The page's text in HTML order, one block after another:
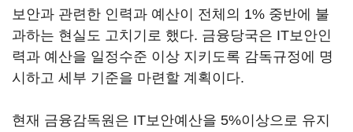
보안과 관련한 인력과 예산이 전체의 1% 중반에 불
과하는 현실도 고치기로 했다. 금융당국은 IT보안인
력과 예산을 일정수준 이상 지키도록 감독규정에 명
시하고 세부 기준을 마련할 계획이다.
현재 금융감독원은 IT보안예산을 5%이상으로 유지